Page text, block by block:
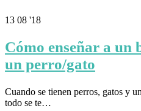
13 08 '18
Cómo enseñar a un
un perro/gato
Cuando se tienen perros, gatos y
todo se te…